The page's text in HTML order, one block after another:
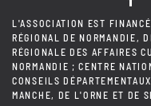
L'ASSOCIATION EST
RÉGIONAL DE NORMANDIE,
RÉGIONALE DES AFFAIRES
NORMANDIE ; CENTRE
CONSEILS
MANCHE, DE L'ORNE ET DE